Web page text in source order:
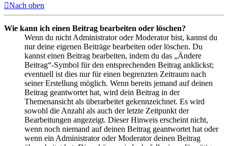
Nach oben
Wie kann ich einen Beitrag bearbeiten oder löschen?
Wenn du nicht Administrator oder Moderator bist, kannst du
nur deine eigenen Beiträge bearbeiten oder löschen. Du
kannst einen Beitrag bearbeiten, indem du das „Ändere
Beitrag“-Symbol für den entsprechenden Beitrag anklickst;
eventuell ist dies nur für einen begrenzten Zeitraum nach
seiner Erstellung möglich. Wenn bereits jemand auf deinen
Beitrag geantwortet hat, wird dein Beitrag in der
Themenansicht als überarbeitet gekennzeichnet. Es wird
sowohl die Anzahl als auch der letzte Zeitpunkt der
Bearbeitungen angezeigt. Dieser Hinweis erscheint nicht,
wenn noch niemand auf deinen Beitrag geantwortet hat oder
wenn ein Administrator oder Moderator deinen Beitrag